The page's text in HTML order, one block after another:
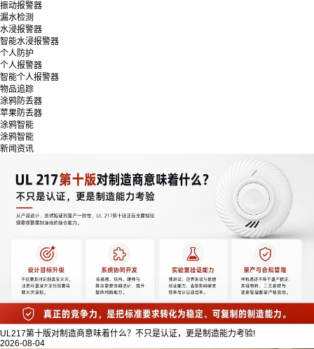
振动报警器
漏水检测
水浸报警器
智能水浸报警器
个人防护
个人报警器
智能个人报警器
物品追踪
涂鸦防丢器
苹果防丢器
涂鸦智能
涂鸦智能
新闻资讯
UL217第十版对制造商意味着什么？不只是认证，更是制造能力考验!
2026-08-04